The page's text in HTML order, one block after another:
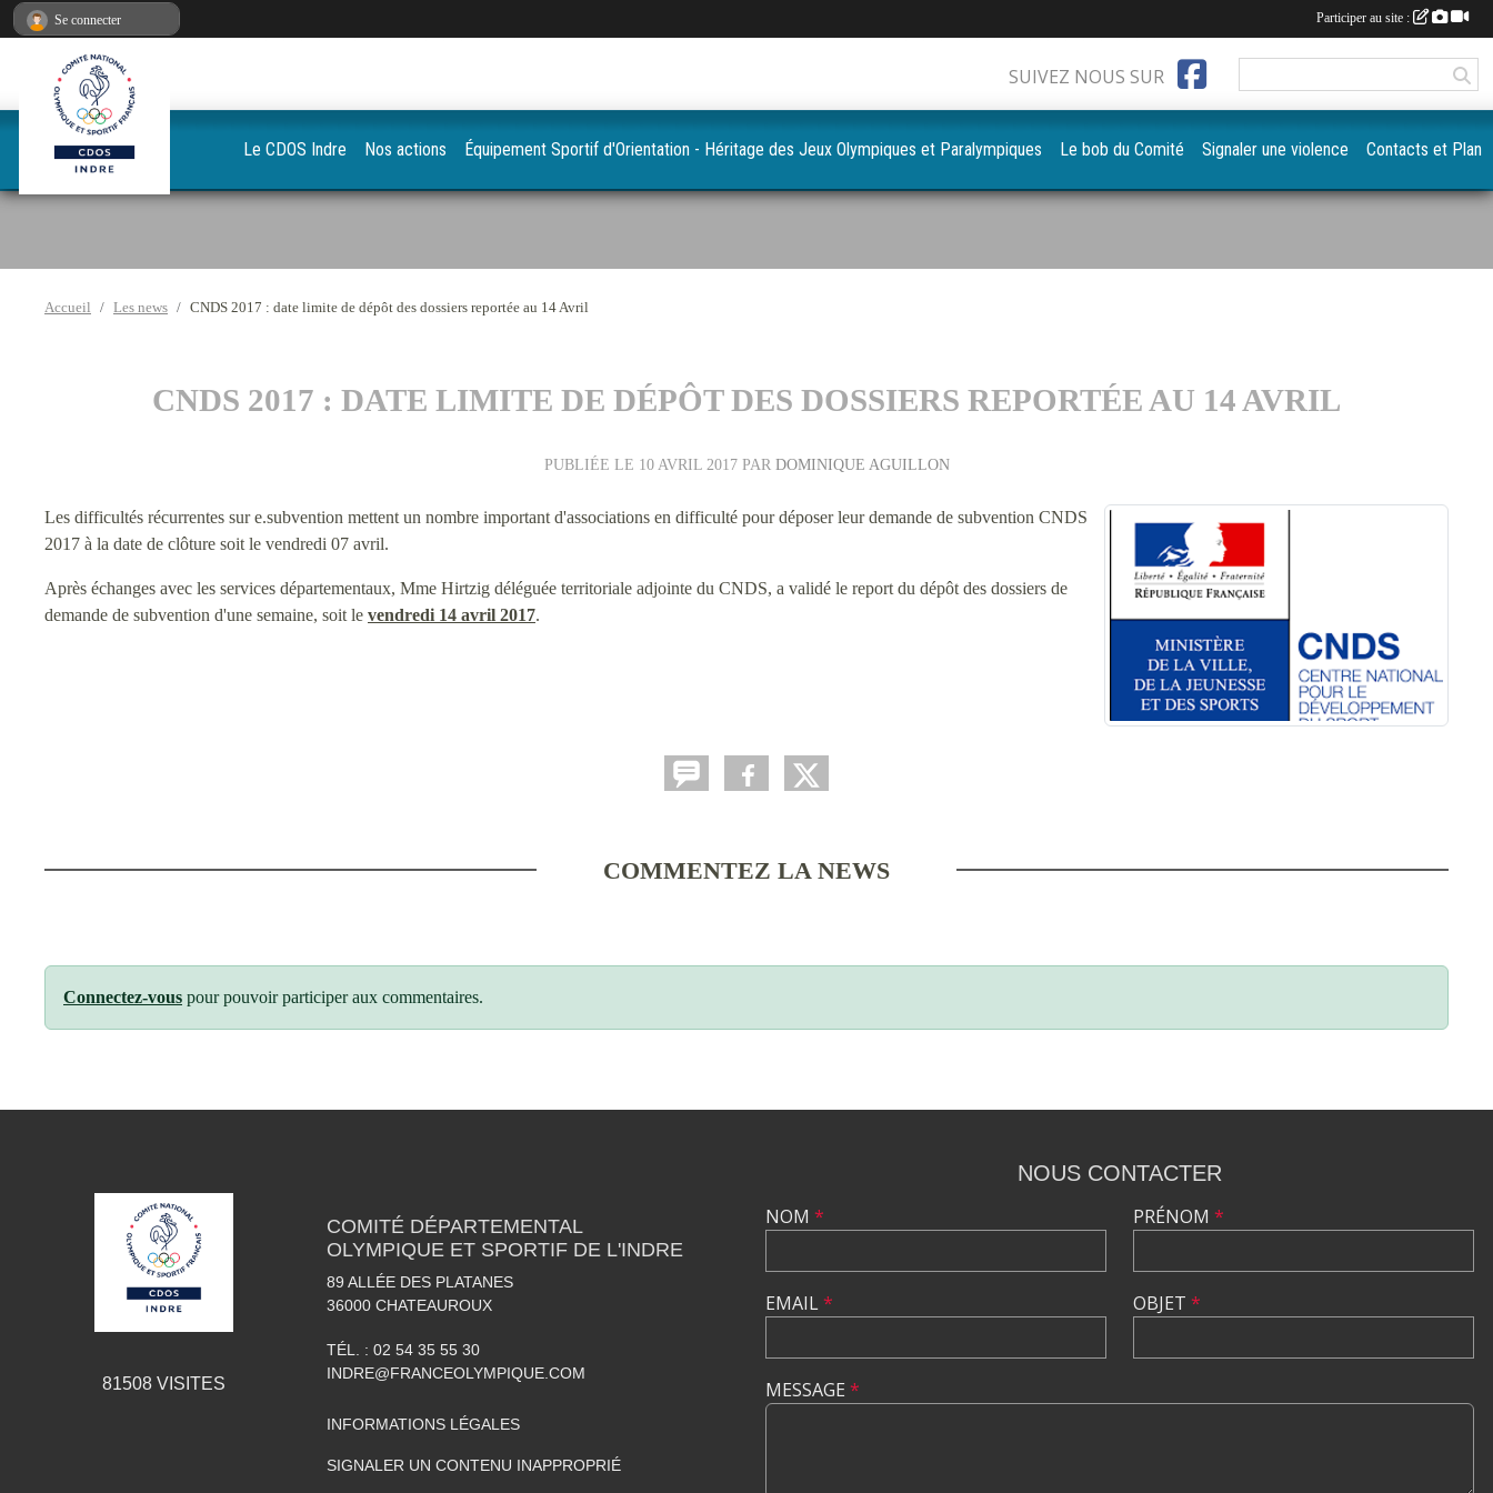
Accueil Les news CNDS 2017 : date limite de dépôt des dossiers reportée au 14 Avril
CNDS 2017 : DATE LIMITE DE DÉPÔT DES DOSSIERS REPORTÉE AU 14 AVRIL
PUBLIÉE LE 10 AVRIL 2017PAR DOMINIQUE AGUILLON
Les difficultés récurrentes sur e.subvention mettent un nombre important d'associations en difficulté pour déposer leur demande de subvention CNDS
2017 à la date de clôture soit le vendredi 07 avril.
Après échanges avec les services départementaux, Mme Hirtzig déléguée territoriale adjointe du CNDS, a validé le report du dépôt des dossiers de
demande de subvention d'une semaine, soit le vendredi 14 avril 2017.
COMMENTEZ LA NEWS
Connectez-vous pour pouvoir participer aux commentaires.
SUIVEZ NOUS SUR
Le CDOS Indre Nos actions Équipement Sportif d'Orientation - Héritage des Jeux Olympiques et Paralympiques Le bob du Comité Signaler une violence Contacts et Plan
81508VISITES
COMITÉ DÉPARTEMENTAL
OLYMPIQUE ET SPORTIF DE L'INDRE
89 ALLÉE DES PLATANES
36000 CHATEAUROUX
TÉL. : 02 54 35 55 30
INDRE@FRANCEOLYMPIQUE.COM
INFORMATIONS LÉGALES
SIGNALER UN CONTENU INAPPROPRIÉ
NOUS CONTACTER
NOM *
EMAIL*
PRÉNOM *
OBJET *
MESSAGE *
Se connecter Participer au site :
Panneau de gestion des cookies